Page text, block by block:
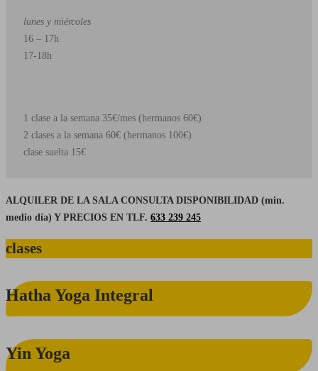
lunes y miércoles
16 – 17h
17-18h
1 clase a la semana 35€/mes (hermanos 60€)
2 clases a la semana 60€ (hermanos 100€)
clase suelta 15€
ALQUILER DE LA SALA CONSULTA DISPONIBILIDAD (min.
medio día) Y PRECIOS EN TLF. 633 239 245
clases
Hatha
Yoga
Hatha Yoga Integral
Yin
Yoga
Yin Yoga